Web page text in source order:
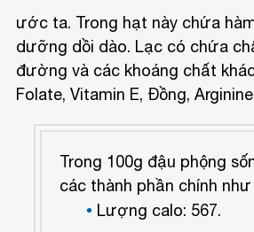
ước ta. Trong hạt này chứa
dưỡng dồi dào. Lạc có chứa
đường và các khoáng chất
Folate, Vitamin E, Đồng,
Trong 100g đậu phộng
các thành phần chính như
Lượng calo: 567.